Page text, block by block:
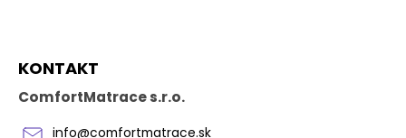
KONTAKT
ComfortMatrace s.r.o.
info@comfortmatrace.sk